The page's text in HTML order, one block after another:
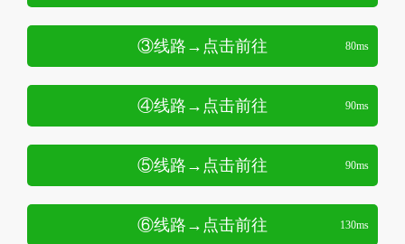
③线路→点击前往 80ms
④线路→点击前往 90ms
⑤线路→点击前往 90ms
⑥线路→点击前往 130ms